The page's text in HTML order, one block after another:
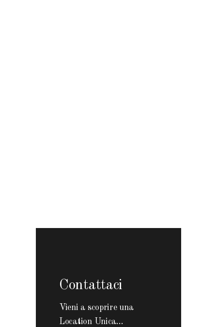
Contattaci
Vieni a scoprire una
Location Unica...